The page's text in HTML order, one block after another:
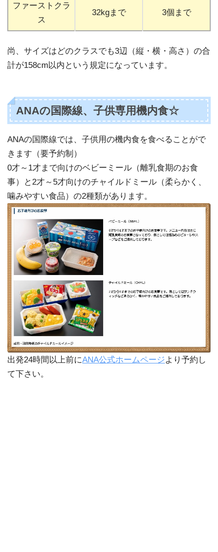
ファーストクラ
ス
32kgまで 3個まで
尚、サイズはどのクラスでも3辺（縦・横・高さ）の合
計が158cm以内という規定になっています。
ANAの国際線、子供専用機内食☆
ANAの国際線では、子供用の機内食を食べることがで
きます（要予約制）
0才～1才まで向けのベビーミール（離乳食期のお食
事）と2才～5才向けのチャイルドミール（柔らかく、
噛みやすい食品）の2種類があります。
出発24時間以上前にANA公式ホームページより予約し
て下さい。